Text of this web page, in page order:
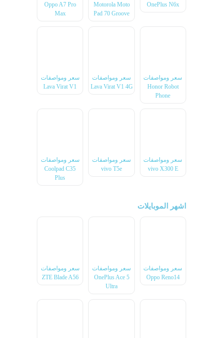
OnePlus N6x
Motorola Moto
Pad 70 Groove
Oppo A7 Pro
Max
سعر ومواصفات
Honor Robot
Phone
سعر ومواصفات
Lava Virat V1 4G
سعر ومواصفات
Lava Virat V1
سعر ومواصفات
vivo X300 E
سعر ومواصفات
vivo T5e
سعر ومواصفات
Coolpad C35
Plus
اشهر الموبايلات
سعر ومواصفات
Oppo Reno14
سعر ومواصفات
OnePlus Ace 5
Ultra
سعر ومواصفات
ZTE Blade A56